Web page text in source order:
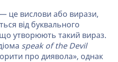
це вислови або вирази,
від буквального
утворюють такий вираз.
speak of the Devil
про диявола», однак